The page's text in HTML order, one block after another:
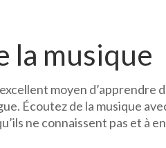
la musique
moyen d’apprendre
Écoutez de la musique
ne connaissent pas et à